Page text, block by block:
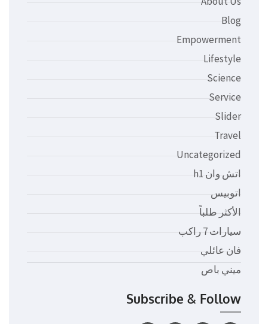
Blog
Empowerment
Lifestyle
Science
Service
Slider
Travel
Uncategorized
اتش وان h1
اتوبيس
الأكثر طلباً
سيارات 7 راكب
فان عائلي
ميني باص
Subscribe & Follow